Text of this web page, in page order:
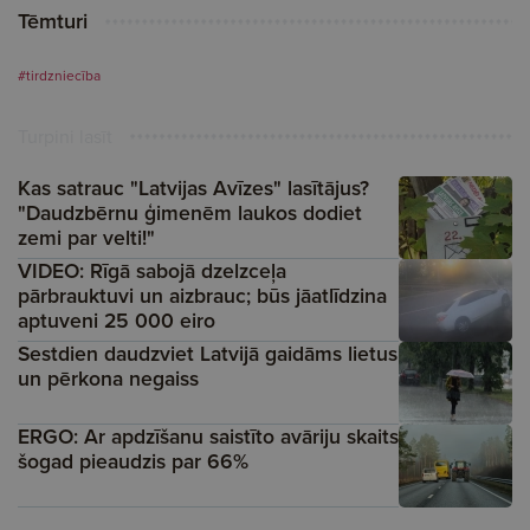
Tēmturi
#tirdzniecība
Kas satrauc "Latvijas Avīzes" lasītājus?
"Daudzbērnu ģimenēm laukos dodiet
zemi par velti!"
VIDEO: Rīgā sabojā dzelzceļa
pārbrauktuvi un aizbrauc; būs jāatlīdzina
aptuveni 25 000 eiro
Sestdien daudzviet Latvijā gaidāms lietus
un pērkona negaiss
ERGO: Ar apdzīšanu saistīto avāriju skaits
šogad pieaudzis par 66%